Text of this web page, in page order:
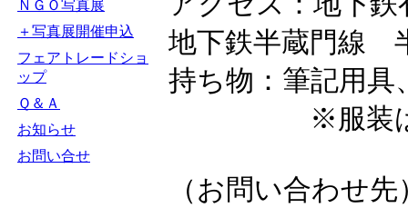
ＮＧＯ写真展
＋写真展開催申込
フェアトレードショ
ップ
Ｑ＆Ａ
お知らせ
お問い合せ
地下鉄半蔵門線
持ち物：筆記用
※服装は基
（お問い合わせ先